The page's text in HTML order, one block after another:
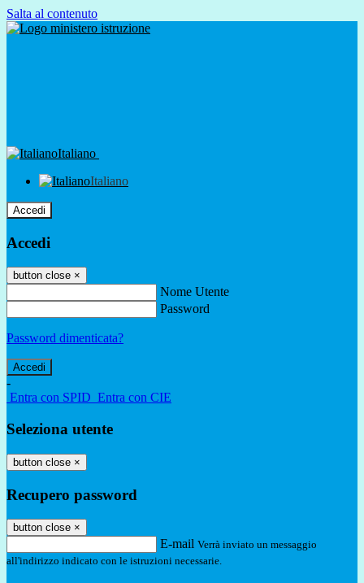
Salta al contenuto
Italiano
Italiano
Accedi
Accedi
button close ×
Nome Utente
Password
Password dimenticata?
-
Entra con SPID Entra con CIE
Seleziona utente
button close ×
Recupero password
button close ×
E-mail Verrà inviato un messaggio
all'indirizzo indicato con le istruzioni necessarie.